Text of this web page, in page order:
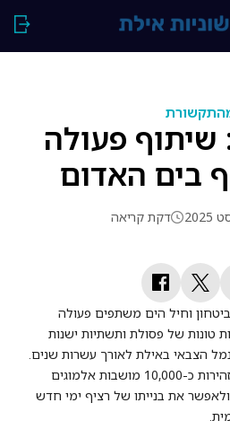
שיתוף פעולה
בים האדום
דקת קריאה
וחיל הים משתפים פעולה
טונות של פסולת ותשתיות ישנות
הצבאי באילת לאורך עשרות שנים.
מסגרת הפרויקט, מועתקות בזהירות כ-10,000 מושבות אלמוגים
ולאפשר את בנייתו של רציף ימי חדש